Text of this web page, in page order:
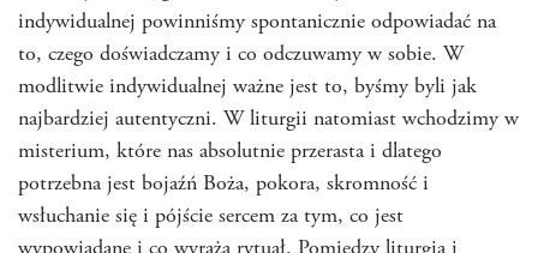
indywidualnej powinniśmy spontanicznie odpowiadać na
to, czego doświadczamy i co odczuwamy w sobie. W
modlitwie indywidualnej ważne jest to, byśmy byli jak
najbardziej autentyczni. W liturgii natomiast wchodzimy w
misterium, które nas absolutnie przerasta i dlatego
potrzebna jest bojaźń Boża, pokora, skromność i
wsłuchanie się i pójście sercem za tym, co jest